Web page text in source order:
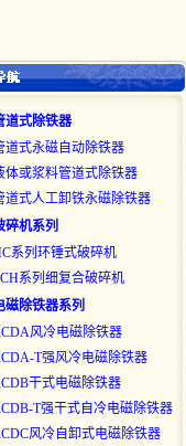
道式除铁器
道式永磁自动除铁器
体或浆料管道式除铁器
道式人工卸铁永磁除铁器
碎机系列
系列环锤式破碎机
系列细复合破碎机
磁除铁器系列
风冷电磁除铁器
T强风冷电磁除铁器
干式电磁除铁器
T强干式自冷电磁除铁器
风冷自卸式电磁除铁器